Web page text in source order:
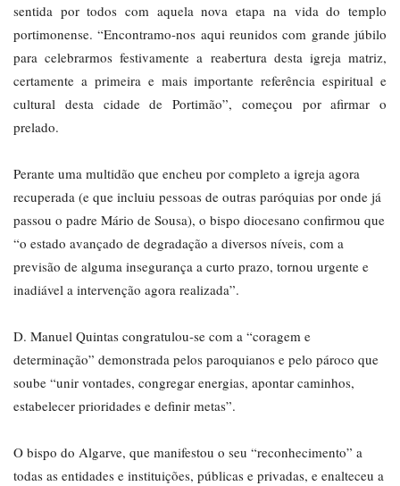
sentida por todos com aquela nova etapa na vida do templo
portimonense. “Encontramo-nos aqui reunidos com grande júbilo
para celebrarmos festivamente a reabertura desta igreja matriz,
certamente a primeira e mais importante referência espiritual e
cultural desta cidade de Portimão”, começou por afirmar o
prelado.
Perante uma multidão que encheu por completo a igreja agora
recuperada (e que incluiu pessoas de outras paróquias por onde já
passou o padre Mário de Sousa), o bispo diocesano confirmou que
“o estado avançado de degradação a diversos níveis, com a
previsão de alguma insegurança a curto prazo, tornou urgente e
inadiável a intervenção agora realizada”.
D. Manuel Quintas congratulou-se com a “coragem e
determinação” demonstrada pelos paroquianos e pelo pároco que
soube “unir vontades, congregar energias, apontar caminhos,
estabelecer prioridades e definir metas”.
O bispo do Algarve, que manifestou o seu “reconhecimento” a
todas as entidades e instituições, públicas e privadas, e enalteceu a